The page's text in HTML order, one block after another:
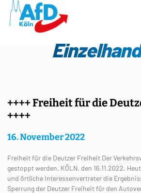
++++ Freiheit für die
++++
16. November 2022
Freiheit für die Deutzer Freiheit Der
gestoppt werden. KÖLN, den 16.11.2022.
und örtliche Interessenvertreter die
Sperrung der Deutzer Freiheit für den